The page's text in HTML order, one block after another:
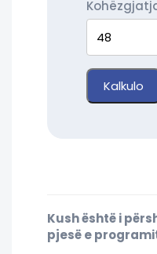
Kalkulo
Kush është i
pjesë e